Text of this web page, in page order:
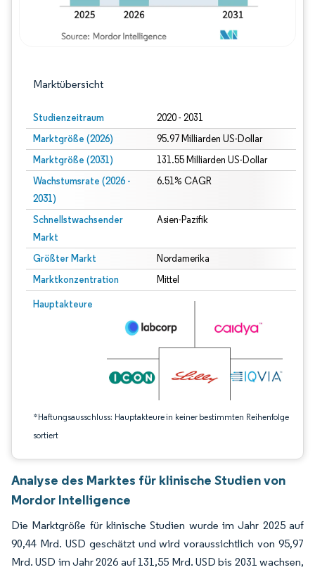
Marktübersicht
Studienzeitraum 2020 - 2031
Marktgröße (2026) 95.97 Milliarden US-Dollar
Marktgröße (2031) 131.55 Milliarden US-Dollar
Wachstumsrate (2026 -
2031)
6.51% CAGR
Schnellstwachsender
Markt
Asien-Pazifik
Größter Markt Nordamerika
Marktkonzentration Mittel
Hauptakteure
*Haftungsausschluss: Hauptakteure in keiner bestimmten Reihenfolge
sortiert
Bild © Mordor Intelligence. Wiederverwendung erfordert Namensnennung
Analyse des Marktes für klinische Studien von
Mordor Intelligence
Die Marktgröße für klinische Studien wurde im Jahr 2025 auf
90,44 Mrd. USD geschätzt und wird voraussichtlich von 95,97
Mrd. USD im Jahr 2026 auf 131,55 Mrd. USD bis 2031 wachsen,